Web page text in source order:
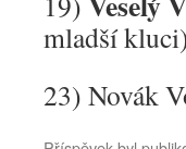
mladší
23) Novák